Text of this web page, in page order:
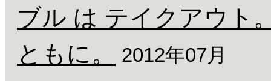
ブル は テイクアウト
ともに。
2012年07月